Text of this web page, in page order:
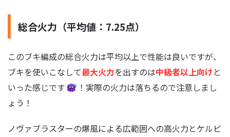
総合火力（平均値：7.25点）
このブキ編成の総合火力は平均以上で性能は良いですが、
ブキを使いこなして最大火力を出すのは中級者以上向けと
いった感じです
！実際の火力は落ちるので注意しまし
ょう！
ノヴァブラスターの爆風による広範囲への高火力とケルビ